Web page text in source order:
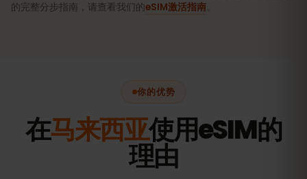
的完整分步指南，请查看我们的eSIM激活指南
你的优势
在马来西亚使用eSIM的
理由